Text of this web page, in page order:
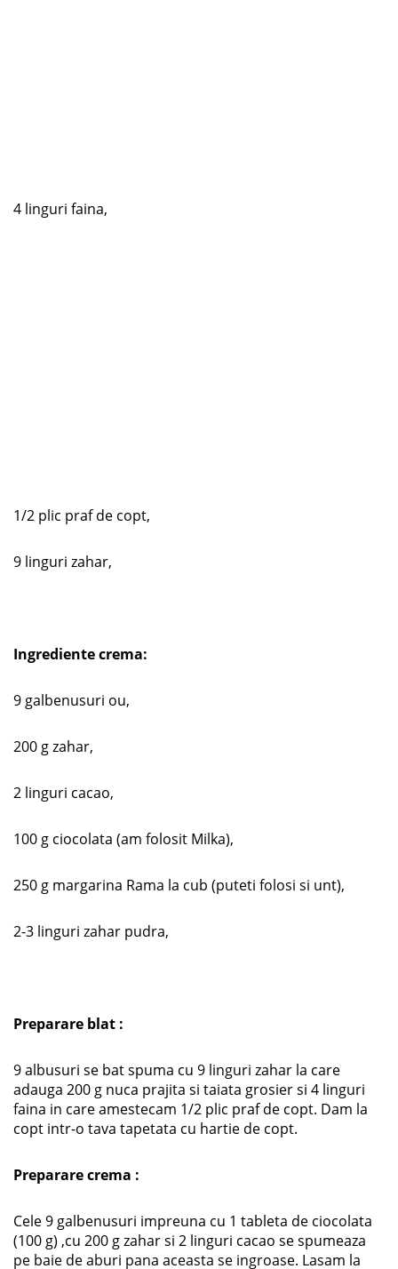
4 linguri faina,
1/2 plic praf de copt,
9 linguri zahar,
Ingrediente crema:
9 galbenusuri ou,
200 g zahar,
2 linguri cacao,
100 g ciocolata (am folosit Milka),
250 g margarina Rama la cub (puteti folosi si unt),
2-3 linguri zahar pudra,
Preparare blat :
9 albusuri se bat spuma cu 9 linguri zahar la care
adauga 200 g nuca prajita si taiata grosier si 4 linguri
faina in care amestecam 1/2 plic praf de copt. Dam la
copt intr-o tava tapetata cu hartie de copt.
Preparare crema :
Cele 9 galbenusuri impreuna cu 1 tableta de ciocolata
(100 g) ,cu 200 g zahar si 2 linguri cacao se spumeaza
pe baie de aburi pana aceasta se ingroase. Lasam la